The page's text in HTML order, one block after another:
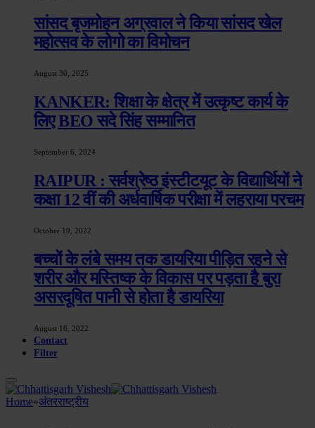
सांसद बृजमोहन अग्रवाल ने किया सांसद खेल
महोत्सव के लोगो का विमोचन
August 30, 2025
KANKER: शिक्षा के क्षेत्र में उत्कृष्ट कार्य के
लिए BEO सदे सिंह सम्मानित
September 6, 2024
RAIPUR : सर्वश्रेष्ठ इंस्टीटयूट के विद्यार्थियों ने
कक्षा 12 वीं की अर्धवार्षिक परीक्षा में लहराया परचम
October 19, 2022
बच्चों के लंबे समय तक डायरिया पीड़ित रहने से
शरीर और मस्तिष्क के विकास पर पड़ता है बुरा
असरदूषित पानी से होता है डायरिया
August 16, 2022
Contact
Filter
Home»अंतरराष्ट्रीय